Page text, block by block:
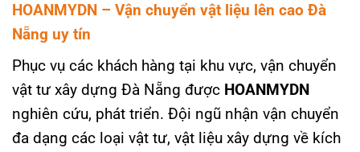
HOANMYDN – Vận chuyển vật liệu lên cao Đà
Nẵng uy tín
Phục vụ các khách hàng tại khu vực, vận chuyển
vật tư xây dựng Đà Nẵng được HOANMYDN
nghiên cứu, phát triển. Đội ngũ nhận vận chuyển
đa dạng các loại vật tư, vật liệu xây dựng về kích